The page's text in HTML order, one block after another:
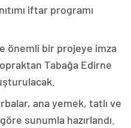
iftar programı
önemli bir projeye imza
Tabağa Edirne
ana yemek, tatlı ve
sunumla hazırlandı.